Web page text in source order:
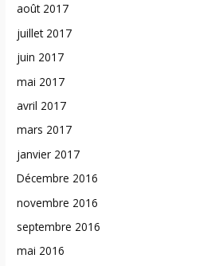
août 2017
juillet 2017
juin 2017
mai 2017
avril 2017
mars 2017
janvier 2017
Décembre 2016
novembre 2016
septembre 2016
mai 2016